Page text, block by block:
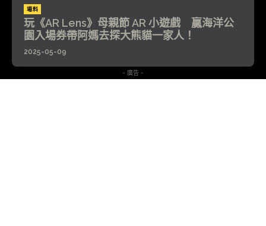
場料
玩《AR Lens》母親節 AR 小遊戲 贏海洋公
園入場券帶阿媽去探大熊貓一家人！
2025-05-09
- 廣告 -